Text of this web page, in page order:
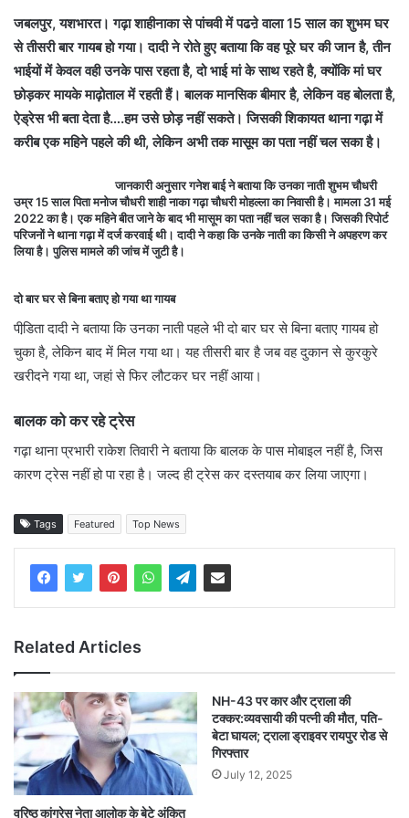
जबलपुर, यशभारत। गढ़ा शाहीनाका से पांचवी में पढऩे वाला 15 साल का शुभम घर
से तीसरी बार गायब हो गया। दादी ने रोते हुए बताया कि वह पूरे घर की जान है, तीन
भाईयों में केवल वही उनके पास रहता है, दो भाई मां के साथ रहते है, क्योंकि मां घर
छोड़कर मायके माढ़ोताल में रहती हैं। बालक मानसिक बीमार है, लेकिन वह बोलता है,
ऐड्रेस भी बता देता है….हम उसे छोड़ नहीं सकते। जिसकी शिकायत थाना गढ़ा में
करीब एक महिने पहले की थी, लेकिन अभी तक मासूम का पता नहीं चल सका है।
जानकारी अनुसार गनेश बाई ने बताया कि उनका नाती शुभम चौधरी
उम्र 15 साल पिता मनोज चौधरी शाही नाका गढ़ा चौधरी मोहल्ला का निवासी है। मामला 31 मई
2022 का है। एक महिने बीत जाने के बाद भी मासूम का पता नहीं चल सका है। जिसकी रिपोर्ट
परिजनों ने थाना गढ़ा में दर्ज करवाई थी। दादी ने कहा कि उनके नाती का किसी ने अपहरण कर
लिया है। पुलिस मामले की जांच में जुटी है।
दो बार घर से बिना बताए हो गया था गायब
पीडि़ता दादी ने बताया कि उनका नाती पहले भी दो बार घर से बिना बताए गायब हो
चुका है, लेकिन बाद में मिल गया था। यह तीसरी बार है जब वह दुकान से कुरकुरे
खरीदने गया था, जहां से फिर लौटकर घर नहीं आया।
बालक को कर रहे ट्रेस
गढ़ा थाना प्रभारी राकेश तिवारी ने बताया कि बालक के पास मोबाइल नहीं है, जिस
कारण ट्रेस नहीं हो पा रहा है। जल्द ही ट्रेस कर दस्तयाब कर लिया जाएगा।
Tags Featured Top News
Related Articles
वरिष्ठ कांग्रेस नेता आलोक के बेटे अंकित
NH-43 पर कार और ट्राला की
टक्कर:व्यवसायी की पत्नी की मौत, पति-
बेटा घायल; ट्राला ड्राइवर रायपुर रोड से
गिरफ्तार
July 12, 2025